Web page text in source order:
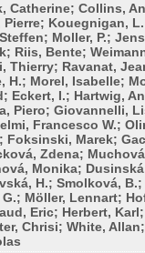
Catherine; Collins,
Pierre; Kouegnigan,
Moller, P.;
Riis, Bente;
Thierry; Ravanat,
H.; Morel, Isabelle;
Eckert, I.; Hartwig,
Piero; Giovannelli,
Francesco W.;
Foksinski, Marek;
Zdena;
Monika;
H.; Smolková,
G.; Möller, Lennart;
Eric; Herbert,
Chrisi; White,